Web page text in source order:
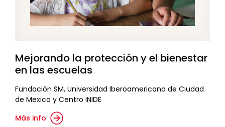
Mejorando la protección y el bienestar
en las escuelas
Fundación SM, Universidad Iberoamericana de Ciudad
de Mexico y Centro INIDE
Más info